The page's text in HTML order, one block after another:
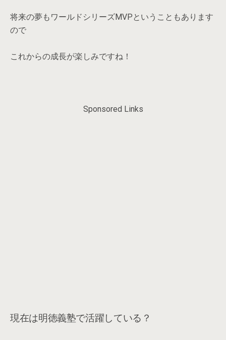
将来の夢もワールドシリーズMVPということもあります
ので
これからの成長が楽しみですね！
Sponsored Links
現在は明徳義塾で活躍している？